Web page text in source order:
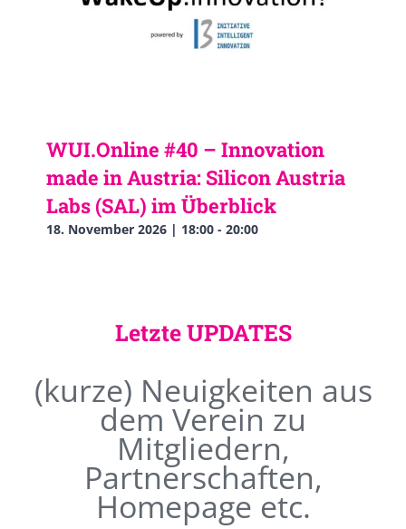
WUI.Online #40 – Innovation
made in Austria: Silicon Austria
Labs (SAL) im Überblick
18. November 2026 | 18:00 - 20:00
Letzte UPDATES
(kurze) Neuigkeiten aus
dem Verein zu
Mitgliedern,
Partnerschaften,
Homepage etc.